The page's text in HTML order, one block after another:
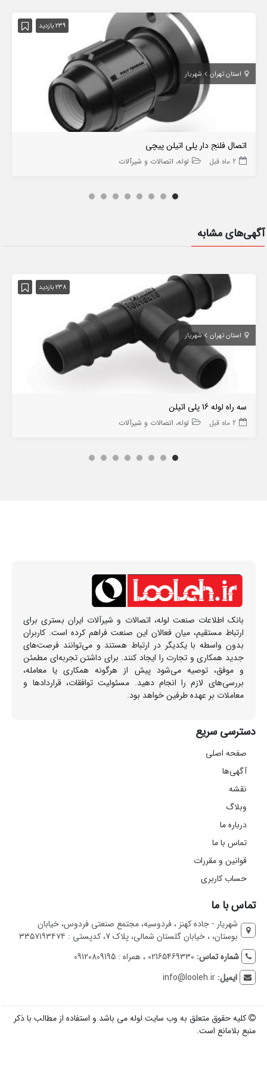
239 بازدید
استان تهران شهریار
اتصال فلنج دار پلی اتیلن پیچی
2 ماه قبل لوله، اتصالات و شیرآلات
آگهی‌های مشابه
238 بازدید
استان تهران شهریار
سه راه لوله 16 پلی اتیلن
2 ماه قبل لوله، اتصالات و شیرآلات
بانک اطلاعات صنعت لوله، اتصالات و شیرآلات ایران بستری برای
ارتباط مستقیم، میان فعالان این صنعت فراهم کرده است. کاربران
بدون واسطه با یکدیگر در ارتباط هستند و می‌توانند فرصت‌های
جدید همکاری و تجارت را ایجاد کنند. برای داشتن تجربه‌ای مطمئن
و موفق، توصیه می‌شود پیش از هرگونه همکاری یا معامله،
بررسی‌های لازم را انجام دهید. مسئولیت توافقات، قراردادها و
معاملات بر عهده طرفین خواهد بود.
دسترسی سریع
صفحه اصلی
آگهی‌ها
نقشه
وبلاگ
درباره ما
تماس با ما
قوانین و مقررات
حساب کاربری
تماس با ما
شهریار - جاده کهنز ، فردوسیه، مجتمع صنعتی فردوس، خیابان
بوستان، ، خیابان گلستان شمالی، پلاک 7، کدپستی : ۳۳۵۷۱۹۳۴۷۴
شماره تماس: 02165469330 ، همراه : 09120809195
ایمیل:info@looleh.ir
کلیه حقوق متعلق به وب سایت لوله می باشد و استفاده از مطالب با ذکر
منبع بلامانع است.